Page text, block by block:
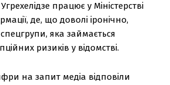
працює у Міністерстві
де, що доволі іронічно,
яка займається
ризиків у відомстві.
на запит медіа відповіли